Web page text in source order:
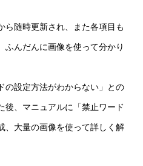
ら随時更新され、また各項目も
ふんだんに画像を使って分かり
の設定方法がわからない」との
後、マニュアルに「禁止ワード
、大量の画像を使って詳しく解